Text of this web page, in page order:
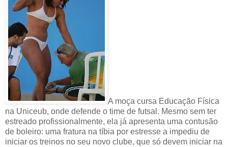
A moça cursa Educação Física
na Uniceub, onde defende o time de futsal. Mesmo sem ter
estreado profissionalmente, ela já apresenta uma contusão
de boleiro: uma fratura na tíbia por estresse a impediu de
iniciar os treinos no seu novo clube, que só devem iniciar na